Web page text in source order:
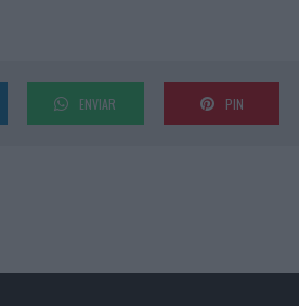
ENVIAR PIN